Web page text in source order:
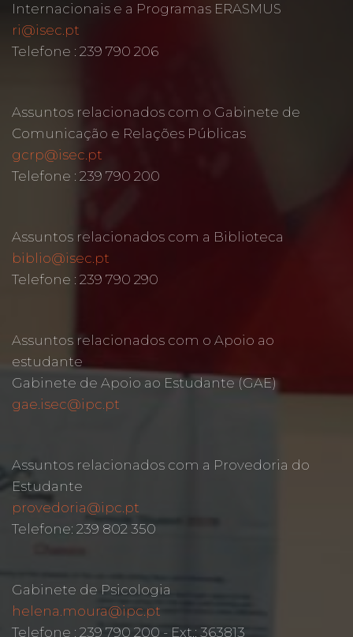
Internacionais e a Programas ERASMUS
ri@isec.pt
Telefone : 239 790 206
Assuntos relacionados com o Gabinete de
Comunicação e Relações Públicas
gcrp@isec.pt
Telefone : 239 790 200
Assuntos relacionados com a Biblioteca
biblio@isec.pt
Telefone : 239 790 290
Assuntos relacionados com o Apoio ao
estudante
Gabinete de Apoio ao Estudante (GAE)
gae.isec@ipc.pt
Assuntos relacionados com a Provedoria do
Estudante
provedoria@ipc.pt
Telefone: 239 802 350
Gabinete de Psicologia
helena.moura@ipc.pt
Telefone : 239 790 200 - Ext.: 363813